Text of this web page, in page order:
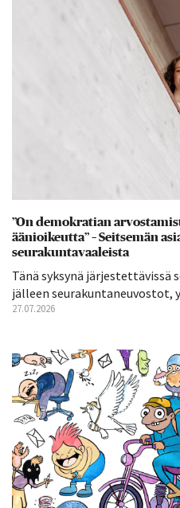
”On demokratian
äänioikeutta” – Seitsemän
seurakuntavaaleista
Tänä syksynä järjestettävissä
jälleen seurakuntaneuvostot,
27.07.2026